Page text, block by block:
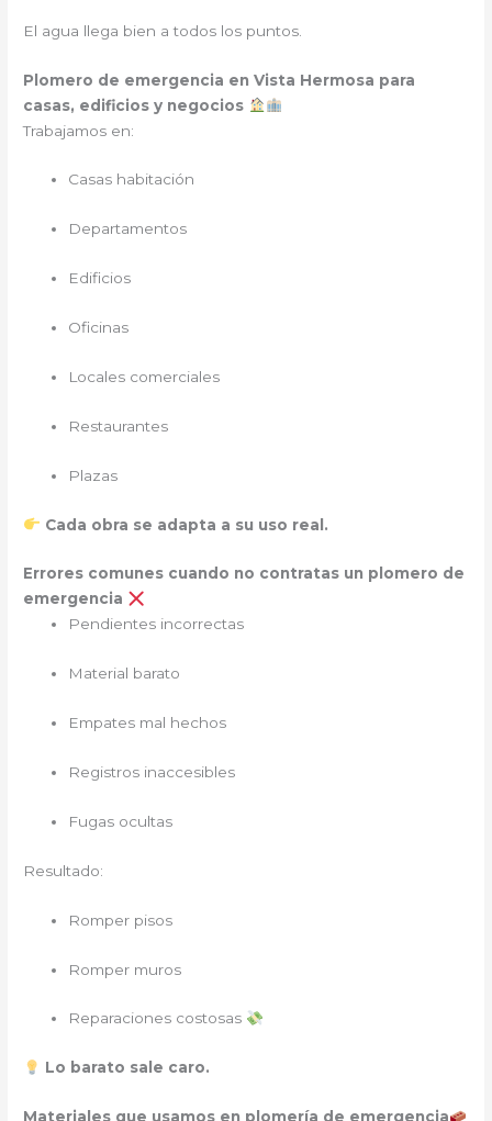
El agua llega bien a todos los puntos.
Plomero de emergencia en Vista Hermosa para
casas, edificios y negocios
Trabajamos en:
Casas habitación
Departamentos
Edificios
Oficinas
Locales comerciales
Restaurantes
Plazas
Cada obra se adapta a su uso real.
Errores comunes cuando no contratas un plomero de
emergencia
Pendientes incorrectas
Material barato
Empates mal hechos
Registros inaccesibles
Fugas ocultas
Resultado:
Romper pisos
Romper muros
Reparaciones costosas
Lo barato sale caro.
Materiales que usamos en plomería de emergencia